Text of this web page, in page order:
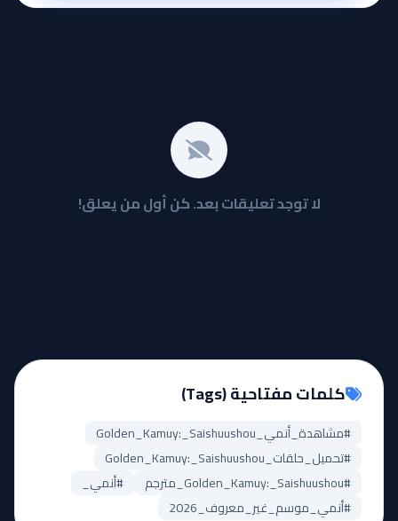
لا توجد تعليقات بعد. كن أول من يعلق!
كلمات مفتاحية (Tags)
#مشاهدة_أنمي_Golden_Kamuy:_Saishuushou
#تحميل_حلقات_Golden_Kamuy:_Saishuushou
#Golden_Kamuy:_Saishuushou_مترجم
#أنمي_
#أنمي_موسم_غير_معروف_2026